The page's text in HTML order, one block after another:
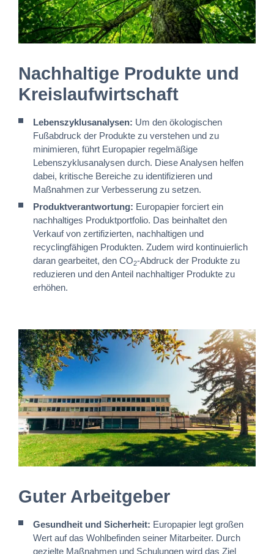
Nachhaltige Produkte und
Kreislaufwirtschaft
Lebenszyklusanalysen: Um den ökologischen
Fußabdruck der Produkte zu verstehen und zu
minimieren, führt Europapier regelmäßige
Lebenszyklusanalysen durch. Diese Analysen helfen
dabei, kritische Bereiche zu identifizieren und
Maßnahmen zur Verbesserung zu setzen.
Produktverantwortung: Europapier forciert ein
nachhaltiges Produktportfolio. Das beinhaltet den
Verkauf von zertifizierten, nachhaltigen und
recyclingfähigen Produkten. Zudem wird kontinuierlich
daran gearbeitet, den CO2-Abdruck der Produkte zu
reduzieren und den Anteil nachhaltiger Produkte zu
erhöhen.
Guter Arbeitgeber
Gesundheit und Sicherheit: Europapier legt großen
Wert auf das Wohlbefinden seiner Mitarbeiter. Durch
gezielte Maßnahmen und Schulungen wird das Ziel